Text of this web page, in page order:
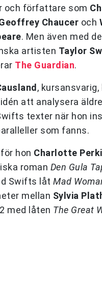
och författare som
Chaucer och
. Men även med
artisten Taylor
The Guardian.
,
att analysera
texter när hon
som fanns.
hon Charlotte
roman Den Gula
Swifts låt Mad
mellan Sylvia
med låten The Great